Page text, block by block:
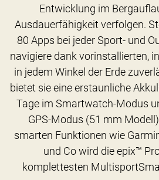
Entwicklung im
Ausdauerfähigkeit verfolgen.
80 Apps bei jeder Sport- und
navigiere dank vorinstallierten,
in jedem Winkel der Erde
bietet sie eine erstaunliche
Tage im Smartwatch-Modus
GPS-Modus (51 mm
smarten Funktionen wie
und Co wird die epix™
komplettesten